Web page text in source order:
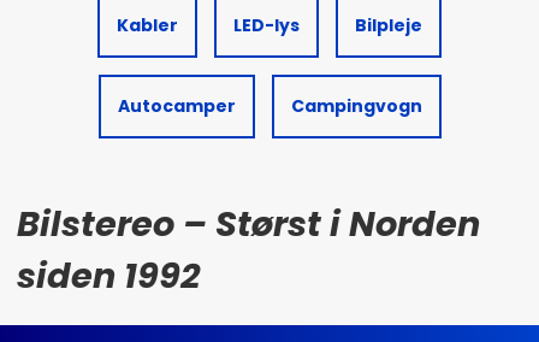
Kabler LED-lys Bilpleje
Autocamper Campingvogn
Bilstereo – Størst i Norden
siden 1992